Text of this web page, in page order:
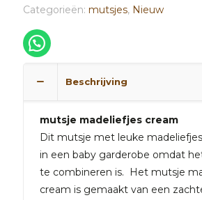
aantal
Categorieën: mutsjes, Nieuw
Beschrijving
mutsje madeliefjes cream
Dit mutsje met leuke
in een baby garderobe omdat
te combineren is. Het mutsje
cream is gemaakt van een